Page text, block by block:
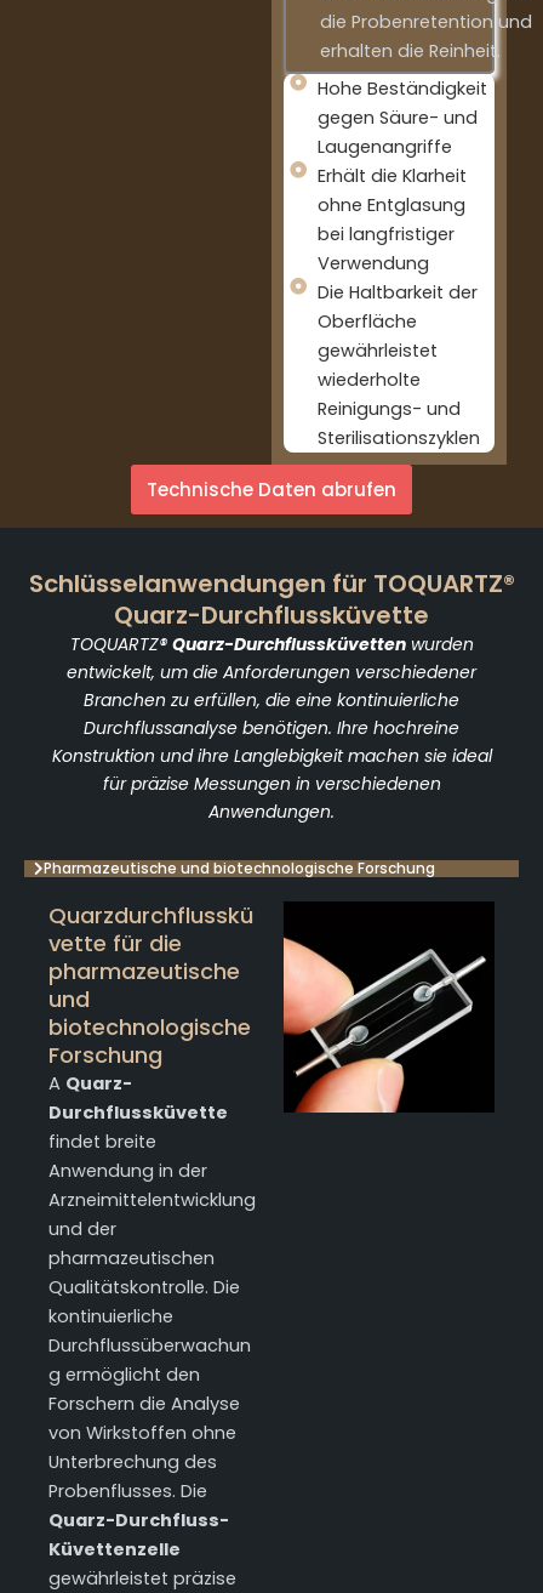
die Probenretention und
erhalten die Reinheit.
Hohe Beständigkeit
gegen Säure- und
Laugenangriffe
Erhält die Klarheit
ohne Entglasung
bei langfristiger
Verwendung
Die Haltbarkeit der
Oberfläche
gewährleistet
wiederholte
Reinigungs- und
Sterilisationszyklen
Technische Daten abrufen
Schlüsselanwendungen für TOQUARTZ®
Quarz-Durchflussküvette
TOQUARTZ® Quarz-Durchflussküvettenwurden
entwickelt, um die Anforderungen verschiedener
Branchen zu erfüllen, die eine kontinuierliche
Durchflussanalyse benötigen. Ihre hochreine
Konstruktion und ihre Langlebigkeit machen sie ideal
für präzise Messungen in verschiedenen
Anwendungen.
Pharmazeutische und biotechnologische Forschung
Quarzdurchflusskü
vette für die
pharmazeutische
und
biotechnologische
Forschung
A Quarz-
Durchflussküvette
findet breite
Anwendung in der
Arzneimittelentwicklung
und der
pharmazeutischen
Qualitätskontrolle. Die
kontinuierliche
Durchflussüberwachun
g ermöglicht den
Forschern die Analyse
von Wirkstoffen ohne
Unterbrechung des
Probenflusses. Die
Quarz-Durchfluss-
Küvettenzelle
gewährleistet präzise